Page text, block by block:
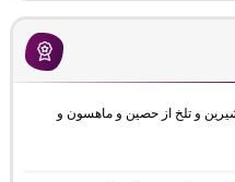
و تلخ از حصین و ماهسون و